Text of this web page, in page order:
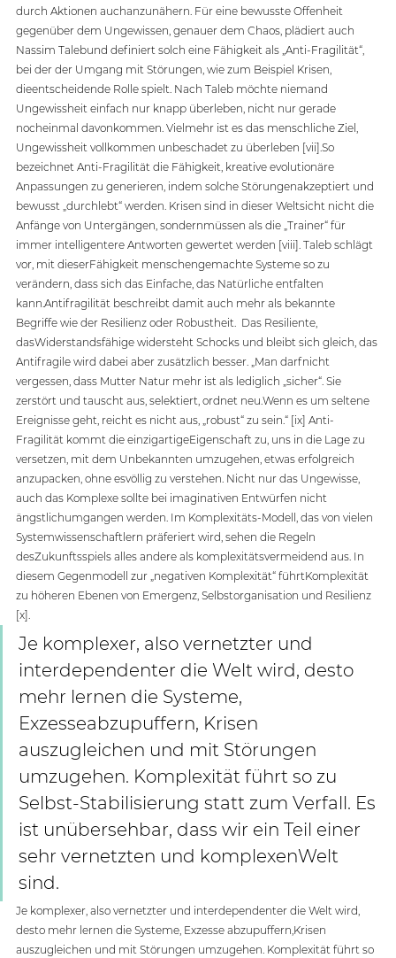
durch Aktionen auchanzunähern. Für eine bewusste Offenheit
gegenüber dem Ungewissen, genauer dem Chaos, plädiert auch
Nassim Talebund definiert solch eine Fähigkeit als „Anti-Fragilität“,
bei der der Umgang mit Störungen, wie zum Beispiel Krisen,
dieentscheidende Rolle spielt. Nach Taleb möchte niemand
Ungewissheit einfach nur knapp überleben, nicht nur gerade
nocheinmal davonkommen. Vielmehr ist es das menschliche Ziel,
Ungewissheit vollkommen unbeschadet zu überleben [vii].So
bezeichnet Anti-Fragilität die Fähigkeit, kreative evolutionäre
Anpassungen zu generieren, indem solche Störungenakzeptiert und
bewusst „durchlebt“ werden. Krisen sind in dieser Weltsicht nicht die
Anfänge von Untergängen, sondernmüssen als die „Trainer“ für
immer intelligentere Antworten gewertet werden [viii]. Taleb schlägt
vor, mit dieserFähigkeit menschengemachte Systeme so zu
verändern, dass sich das Einfache, das Natürliche entfalten
kann.Antifragilität beschreibt damit auch mehr als bekannte
Begriffe wie der Resilienz oder Robustheit.  Das Resiliente,
dasWiderstandsfähige widersteht Schocks und bleibt sich gleich, das
Antifragile wird dabei aber zusätzlich besser. „Man darfnicht
vergessen, dass Mutter Natur mehr ist als lediglich „sicher“. Sie
zerstört und tauscht aus, selektiert, ordnet neu.Wenn es um seltene
Ereignisse geht, reicht es nicht aus, „robust“ zu sein.“ [ix] Anti-
Fragilität kommt die einzigartigeEigenschaft zu, uns in die Lage zu
versetzen, mit dem Unbekannten umzugehen, etwas erfolgreich
anzupacken, ohne esvöllig zu verstehen. Nicht nur das Ungewisse,
auch das Komplexe sollte bei imaginativen Entwürfen nicht
ängstlichumgangen werden. Im Komplexitäts-Modell, das von vielen
Systemwissenschaftlern präferiert wird, sehen die Regeln
desZukunftsspiels alles andere als komplexitätsvermeidend aus. In
diesem Gegenmodell zur „negativen Komplexität“ führtKomplexität
zu höheren Ebenen von Emergenz, Selbstorganisation und Resilienz
[x].
Je komplexer, also vernetzter und
interdependenter die Welt wird, desto
mehr lernen die Systeme,
Exzesseabzupuffern, Krisen
auszugleichen und mit Störungen
umzugehen. Komplexität führt so zu
Selbst-Stabilisierung statt zum Verfall. Es
ist unübersehbar, dass wir ein Teil einer
sehr vernetzten und komplexenWelt
sind.
Je komplexer, also vernetzter und interdependenter die Welt wird,
desto mehr lernen die Systeme, Exzesse abzupuffern,Krisen
auszugleichen und mit Störungen umzugehen. Komplexität führt so